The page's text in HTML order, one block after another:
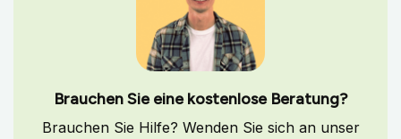
Brauchen Sie eine kostenlose Beratung?
Brauchen Sie Hilfe? Wenden Sie sich an unser